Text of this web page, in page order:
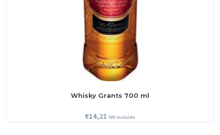
Whisky Grants 700 ml
€14,21 IVA incluído